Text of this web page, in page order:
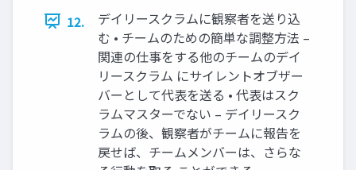
12.
デイリースクラムに観察者を送り込
む • チームのための簡単な調整方法 –
関連の仕事をする他のチームのデイ
リースクラム にサイレントオブザー
バーとして代表を送る • 代表はスク
ラムマスターでない – デイリースク
ラムの後、観察者がチームに報告を
戻せば、チームメンバーは、さらな